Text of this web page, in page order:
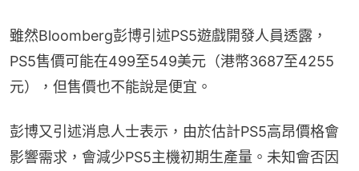
雖然Bloomberg彭博引述PS5遊戲開發人員透露，
PS5售價可能在499至549美元（港幣3687至4255
元），但售價也不能說是便宜。
彭博又引述消息人士表示，由於估計PS5高昂價格會
影響需求，會減少PS5主機初期生產量。未知會否因